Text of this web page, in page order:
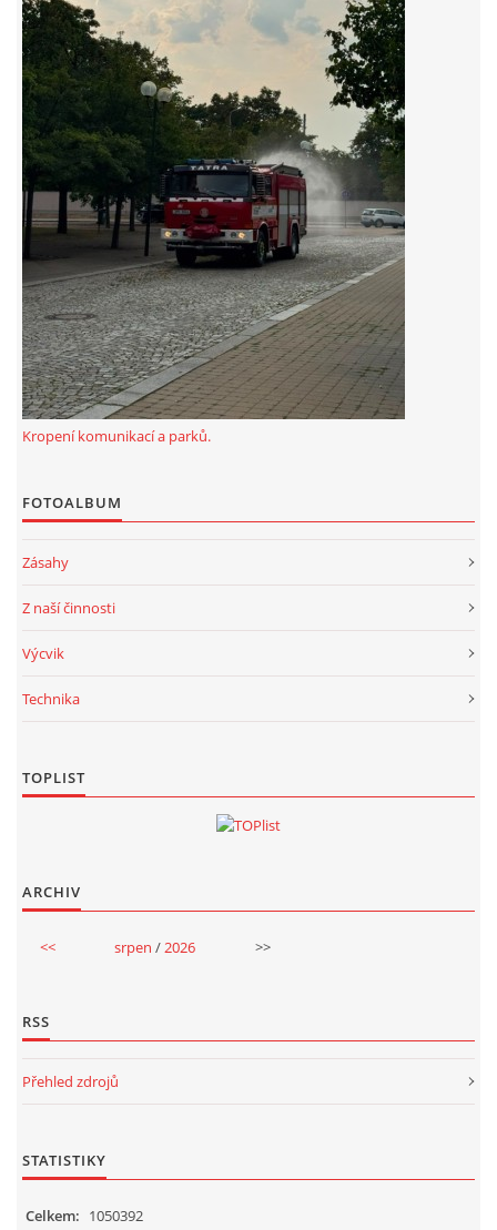
Kropení komunikací a parků.
FOTOALBUM
Zásahy
Z naší činnosti
Výcvik
Technika
TOPLIST
ARCHIV
<< srpen /2026 >>
RSS
Přehled zdrojů
STATISTIKY
Celkem: 1050392